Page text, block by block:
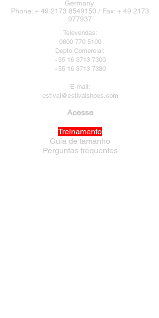
Germany
Phone: + 49 2173 8549150 / Fax: + 49 2173
977937
Televendas:
0800 770 5100
Depto Comercial:
+55 16 3713 7300
+55 16 3713 7380
E-mail:
estival@estivalshoes.com
Acesse
Treinamento
Guia de tamanho
Perguntas frequentes